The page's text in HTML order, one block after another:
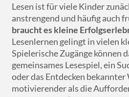
Lesen ist für viele Kinder
anstrengend und häufig auch
braucht es kleine
Lesenlernen gelingt in vielen
Spielerische Zugänge können
gemeinsames Lesespiel, ein
oder das Entdecken
motivierender als die